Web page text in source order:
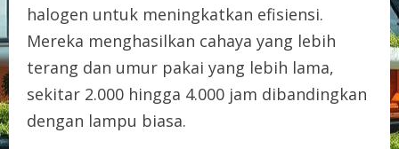
halogen untuk meningkatkan efisiensi.
Mereka menghasilkan cahaya yang lebih
terang dan umur pakai yang lebih lama,
sekitar 2.000 hingga 4.000 jam dibandingkan
dengan lampu biasa.